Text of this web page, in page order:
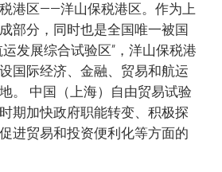
港区——洋山保税港区。作为上
部分，同时也是全国唯一被国
发展综合试验区”，洋山保税港
国际经济、金融、贸易和航运
。 中国（上海）自由贸易试验
期加快政府职能转变、积极探
进贸易和投资便利化等方面的